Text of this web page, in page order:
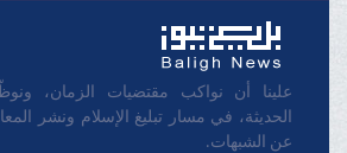
علينا أن نواكب مقتضيات الزمان،
الحديثة، في مسار تبليغ الإسلام ونشر
عن الشبهات.